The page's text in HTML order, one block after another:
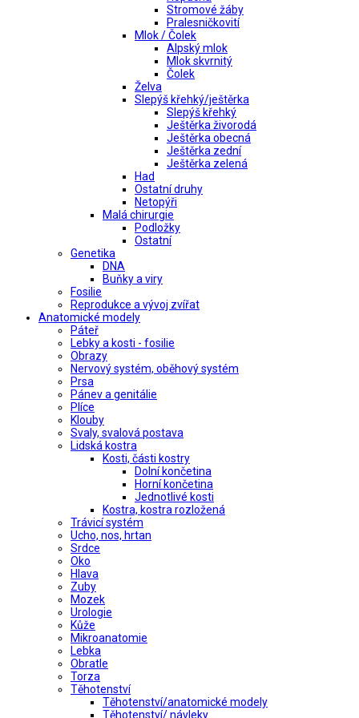
Stromové žáby
Pralesničkovití
Mlok / Čolek
Alpský mlok
Mlok skvrnitý
Čolek
Želva
Slepýš křehký/ještěrka
Slepýš křehký
Ještěrka živorodá
Ještěrka obecná
Ještěrka zední
Ještěrka zelená
Had
Ostatní druhy
Netopýři
Malá chirurgie
Podložky
Ostatní
Genetika
DNA
Buňky a viry
Fosilie
Reprodukce a vývoj zvířat
Anatomické modely
Páteř
Lebky a kosti - fosilie
Obrazy
Nervový systém, oběhový systém
Prsa
Pánev a genitálie
Plíce
Klouby
Svaly, svalová postava
Lidská kostra
Kosti, části kostry
Dolní končetina
Horní končetina
Jednotlivé kosti
Kostra, kostra rozložená
Trávicí systém
Ucho, nos, hrtan
Srdce
Oko
Hlava
Zuby
Mozek
Urologie
Kůže
Mikroanatomie
Lebka
Obratle
Torza
Těhotenství
Těhotenství/anatomické modely
Těhotenství/ návleky